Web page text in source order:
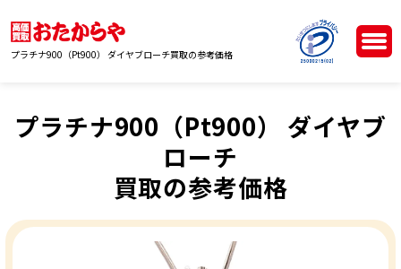
プラチナ900（Pt900） ダイヤブローチ買取の参考価格
プラチナ900（Pt900） ダイヤブ
ローチ
買取の参考価格